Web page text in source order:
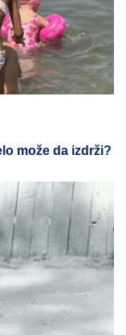
može da izdrži?